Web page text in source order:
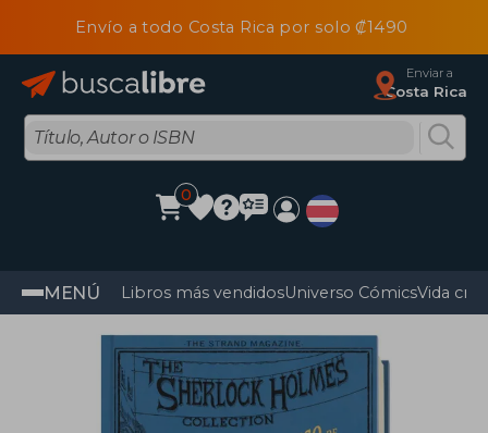
Envío a todo Costa Rica por solo ₡1490
Enviar a
Costa Rica
0
MENÚ Libros más vendidosUniverso CómicsVida